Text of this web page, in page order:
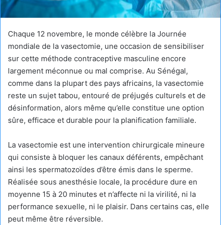
Chaque 12 novembre, le monde célèbre la Journée
mondiale de la vasectomie, une occasion de sensibiliser
sur cette méthode contraceptive masculine encore
largement méconnue ou mal comprise. Au Sénégal,
comme dans la plupart des pays africains, la vasectomie
reste un sujet tabou, entouré de préjugés culturels et de
désinformation, alors même qu’elle constitue une option
sûre, efficace et durable pour la planification familiale.
La vasectomie est une intervention chirurgicale mineure
qui consiste à bloquer les canaux déférents, empêchant
ainsi les spermatozoïdes d’être émis dans le sperme.
Réalisée sous anesthésie locale, la procédure dure en
moyenne 15 à 20 minutes et n’affecte ni la virilité, ni la
performance sexuelle, ni le plaisir. Dans certains cas, elle
peut même être réversible.